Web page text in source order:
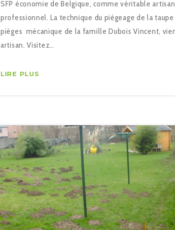
SFP économie de Belgique, comme véritable
professionnel. La technique du piégeage de la
pièges mécanique de la famille Dubois Vincent,
artisan. Visitez…
LIRE PLUS